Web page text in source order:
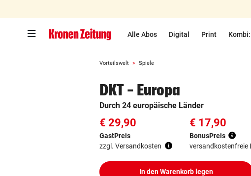
Alle Abos Digital Print
Vorteilswelt Spiele
DKT - Europa
Durch 24 europäische Länder
€ 29,90
GastPreis
zzgl. Versandkosten
€ 17,90
BonusPreis
versandkostenfreie
In den Warenkorb legen